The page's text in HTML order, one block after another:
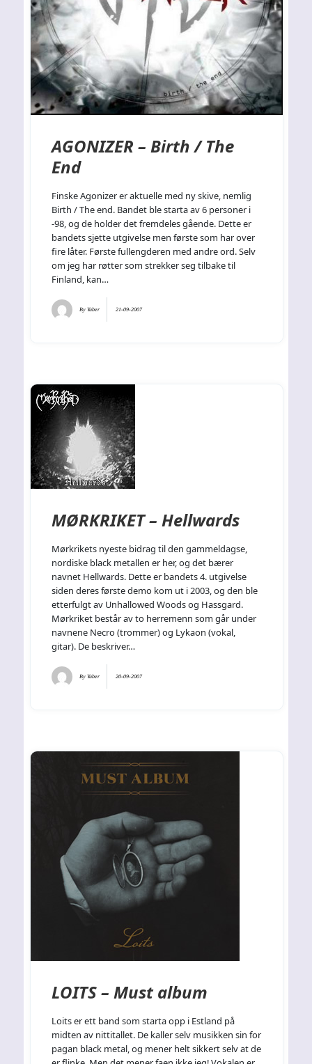
AGONIZER – Birth / The
End
Finske Agonizer er aktuelle med ny skive, nemlig
Birth / The end. Bandet ble starta av 6 personer i
-98, og de holder det fremdeles gående. Dette er
bandets sjette utgivelse men første som har over
fire låter. Første fullengderen med andre ord. Selv
om jeg har røtter som strekker seg tilbake til
Finland, kan…
ByYuber 21-09-2007
MØRKRIKET – Hellwards
Mørkrikets nyeste bidrag til den gammeldagse,
nordiske black metallen er her, og det bærer
navnet Hellwards. Dette er bandets 4. utgivelse
siden deres første demo kom ut i 2003, og den ble
etterfulgt av Unhallowed Woods og Hassgard.
Mørkriket består av to herremenn som går under
navnene Necro (trommer) og Lykaon (vokal,
gitar). De beskriver…
ByYuber 20-09-2007
LOITS – Must album
Loits er ett band som starta opp i Estland på
midten av nittitallet. De kaller selv musikken sin for
pagan black metal, og mener helt sikkert selv at de